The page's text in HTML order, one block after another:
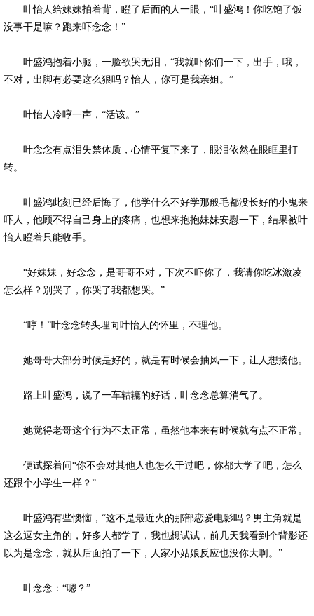
叶怡人给妹妹拍着背，瞪了后面的人一眼，“叶盛鸿！你吃饱了饭
没事干是嘛？跑来吓念念！”
叶盛鸿抱着小腿，一脸欲哭无泪，“我就吓你们一下，出手，哦，
不对，出脚有必要这么狠吗？怡人，你可是我亲姐。”
叶怡人冷哼一声，“活该。”
叶念念有点泪失禁体质，心情平复下来了，眼泪依然在眼眶里打
转。
叶盛鸿此刻已经后悔了，他学什么不好学那般毛都没长好的小鬼来
吓人，他顾不得自己身上的疼痛，也想来抱抱妹妹安慰一下，结果被叶
怡人瞪着只能收手。
“好妹妹，好念念，是哥哥不对，下次不吓你了，我请你吃冰激凌
怎么样？别哭了，你哭了我都想哭。”
“哼！”叶念念转头埋向叶怡人的怀里，不理他。
她哥哥大部分时候是好的，就是有时候会抽风一下，让人想揍他。
路上叶盛鸿，说了一车轱辘的好话，叶念念总算消气了。
她觉得老哥这个行为不太正常，虽然他本来有时候就有点不正常。
便试探着问“你不会对其他人也怎么干过吧，你都大学了吧，怎么
还跟个小学生一样？”
叶盛鸿有些懊恼，“这不是最近火的那部恋爱电影吗？男主角就是
这么逗女主角的，好多人都学了，我也想试试，前几天我看到个背影还
以为是念念，就从后面拍了一下，人家小姑娘反应也没你大啊。”
叶念念：“嗯？”